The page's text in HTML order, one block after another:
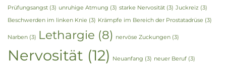
Prüfungsangst (3) unruhige Atmung (3) starke Nervosität (3) Juckreiz (3)
Beschwerden im linken Knie (3) Krämpfe im Bereich der Prostatadrüse (3)
Narben (3) Lethargie (8) nervöse Zuckungen (3)
Nervosität (12) Neuanfang (3) neuer Beruf (3)